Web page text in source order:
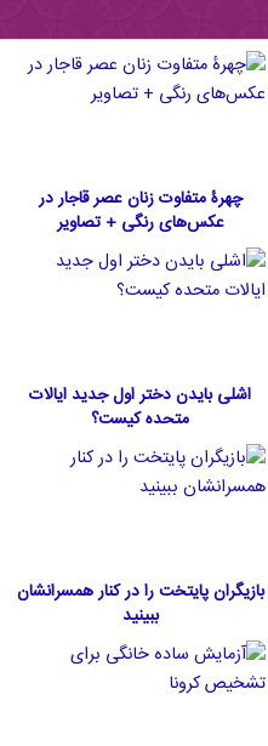
چهرۀ متفاوت زنان عصر قاجار در
عکس‌های رنگی + تصاویر
اشلی بایدن دختر اول جدید ایالات
متحده كيست؟
بازیگران پایتخت را در کنار همسرانشان
ببینید